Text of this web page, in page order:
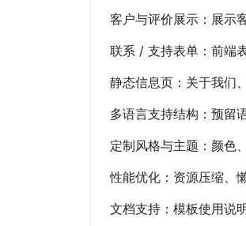
客户与评价展示：展示
联系 / 支持表单：前端
静态信息页：关于我们
多语言支持结构：预留
定制风格与主题：颜色
性能优化：资源压缩、
文档支持：模板使用说